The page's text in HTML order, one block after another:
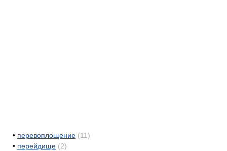
• перевоплощение (11)
• перейдище (2)